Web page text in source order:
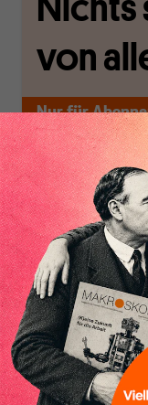
Inhaltsverzeichnis
von
Nur für
MAKROSKOP
Themen aus einer
Perspektive und
in Deutschland
MAKROSKOP
das große Ganze.
haben einen Blick
Geld, Wirtschaft
Politik, den Sie so
woanders nicht